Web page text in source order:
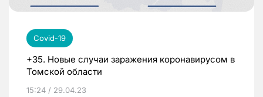
Covid-19
+35. Новые случаи заражения коронавирусом в
Томской области
15:24 / 29.04.23